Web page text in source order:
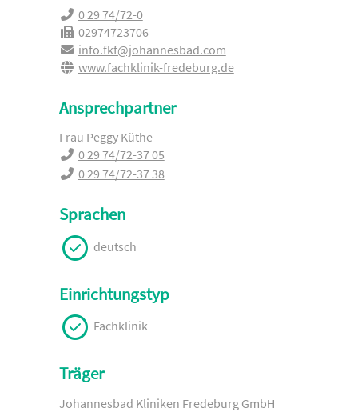
0 29 74/72-0
02974723706
info.fkf@johannesbad.com
www.fachklinik-fredeburg.de
Ansprechpartner
Frau Peggy Küthe
0 29 74/72-37 05
0 29 74/72-37 38
Sprachen
deutsch
Einrichtungstyp
Fachklinik
Träger
Johannesbad Kliniken Fredeburg GmbH